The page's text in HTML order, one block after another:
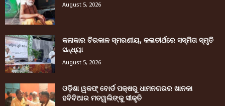
August 5, 2026
କଳାକାର ଚିରକାଳ ସ୍ମରଣୀୟ, କଳାତୀର୍ଥରେ ସସ୍ମିତା ସ୍ମୃତି
ସନ୍ଧ୍ୟା
August 5, 2026
ଓଡ଼ିଶା ୱକଫ୍ ବୋର୍ଡ ପକ୍ଷରୁ ଧାମନଗରର ଖାନକା
ହବିବିଆର ମତୱଲିଙ୍କୁ ସୀକୃତି